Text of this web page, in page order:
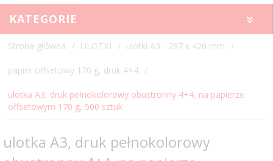
KATEGORIE
Strona główna ULOTKI ulotki A3 - 297 x 420 mm
papier offsetowy 170 g, druk 4+4
ulotka A3, druk pełnokolorowy obustronny 4+4, na papierze
offsetowym 170 g, 500 sztuk
ulotka A3, druk pełnokolorowy